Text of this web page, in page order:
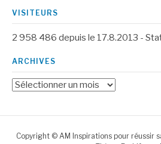
VISITEURS
2 958 486 depuis le 17.8.2013 -
ARCHIVES
Archives
Copyright © AM Inspirations pour réussir